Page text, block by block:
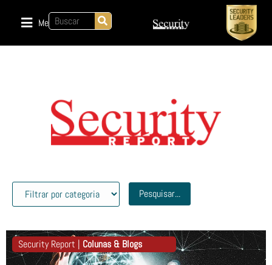
Menu
Pesquisar...
Security Report | Colunas & Blogs